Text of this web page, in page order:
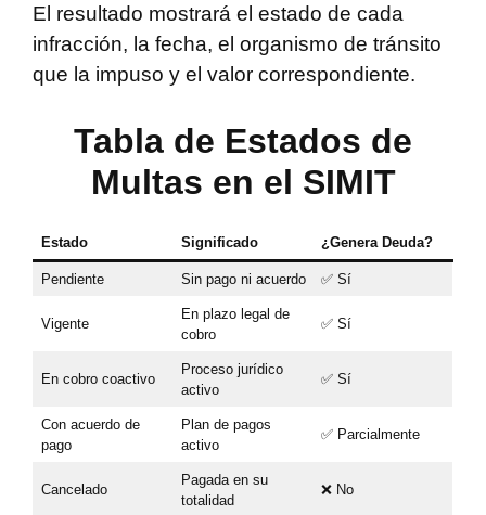
El resultado mostrará el estado de cada
infracción, la fecha, el organismo de tránsito
que la impuso y el valor correspondiente.
Tabla de Estados de
Multas en el SIMIT
Estado Significado ¿Genera Deuda?
Pendiente Sin pago ni acuerdo ✅ Sí
Vigente
En plazo legal de
cobro
✅ Sí
En cobro coactivo
Proceso jurídico
activo
✅ Sí
Con acuerdo de
pago
Plan de pagos
activo
✅ Parcialmente
Cancelado
Pagada en su
totalidad
❌ No